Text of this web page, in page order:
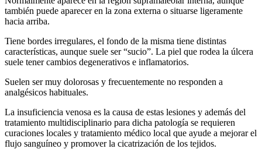
también puede aparecer en la zona externa o situarse ligeramente
hacia arriba.
Tiene bordes irregulares, el fondo de la misma tiene distintas
características, aunque suele ser “sucio”. La piel que rodea la úlcera
suele tener cambios degenerativos e inflamatorios.
Suelen ser muy dolorosas y frecuentemente no responden a
analgésicos habituales.
La insuficiencia venosa es la causa de estas lesiones y además del
tratamiento multidisciplinario para dicha patología se requieren
curaciones locales y tratamiento médico local que ayude a mejorar el
flujo sanguíneo y promover la cicatrización de los tejidos.